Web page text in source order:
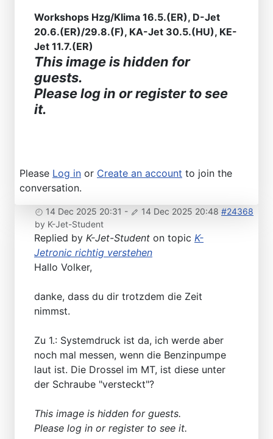
Workshops Hzg/Klima 16.5.(ER), D-Jet
20.6.(ER)/29.8.(F), KA-Jet 30.5.(HU), KE-
Jet 11.7.(ER)
This image is hidden for
guests.
Please log in or register to see
it.
Please Log in or Create an account to join the
conversation.
14 Dec 2025 20:31 - 14 Dec 2025 20:48 #24368
by K-Jet-Student
Replied by K-Jet-Student on topic K-
Jetronic richtig verstehen
Hallo Volker,
danke, dass du dir trotzdem die Zeit
nimmst.
Zu 1.: Systemdruck ist da, ich werde aber
noch mal messen, wenn die Benzinpumpe
laut ist. Die Drossel im MT, ist diese unter
der Schraube "versteckt"?
This image is hidden for guests.
Please log in or register to see it.